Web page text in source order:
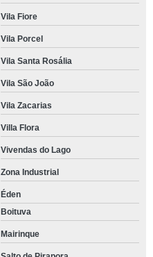
Vila Fiore
Vila Porcel
Vila Santa Rosália
Vila São João
Vila Zacarias
Villa Flora
Vivendas do Lago
Zona Industrial
Éden
Boituva
Mairinque